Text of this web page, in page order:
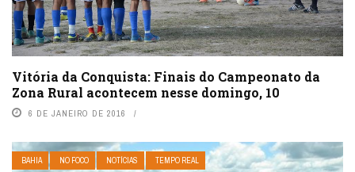
Vitória da Conquista: Finais do Campeonato da
Zona Rural acontecem nesse domingo, 10
6 DE JANEIRO DE 2016
BAHIA NO FOCO NOTÍCIAS TEMPO REAL